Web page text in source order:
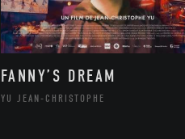
FANNY’S DREAM
YU JEAN-CHRISTOPHE